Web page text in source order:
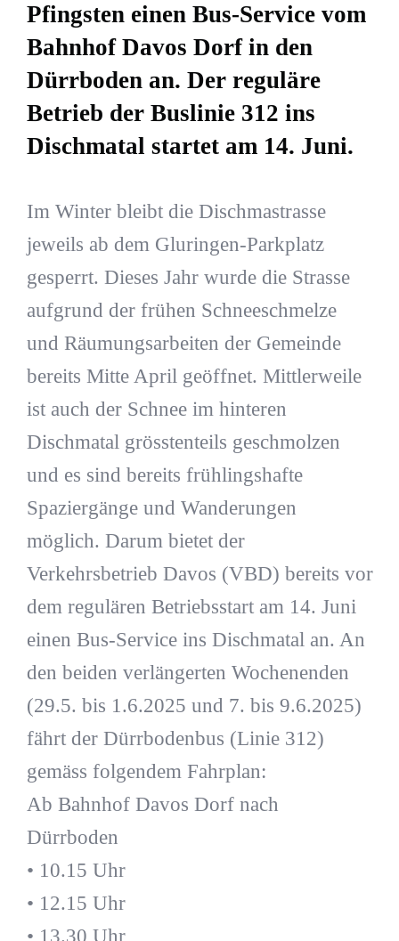
Pfingsten einen Bus-Service vom
Bahnhof Davos Dorf in den
Dürrboden an. Der reguläre
Betrieb der Buslinie 312 ins
Dischmatal startet am 14. Juni.
Im Winter bleibt die Dischmastrasse
jeweils ab dem Gluringen-Parkplatz
gesperrt. Dieses Jahr wurde die Strasse
aufgrund der frühen Schneeschmelze
und Räumungsarbeiten der Gemeinde
bereits Mitte April geöffnet. Mittlerweile
ist auch der Schnee im hinteren
Dischmatal grösstenteils geschmolzen
und es sind bereits frühlingshafte
Spaziergänge und Wanderungen
möglich. Darum bietet der
Verkehrsbetrieb Davos (VBD) bereits vor
dem regulären Betriebsstart am 14. Juni
einen Bus-Service ins Dischmatal an. An
den beiden verlängerten Wochenenden
(29.5. bis 1.6.2025 und 7. bis 9.6.2025)
fährt der Dürrbodenbus (Linie 312)
gemäss folgendem Fahrplan:
Ab Bahnhof Davos Dorf nach
Dürrboden
• 10.15 Uhr
• 12.15 Uhr
• 13.30 Uhr